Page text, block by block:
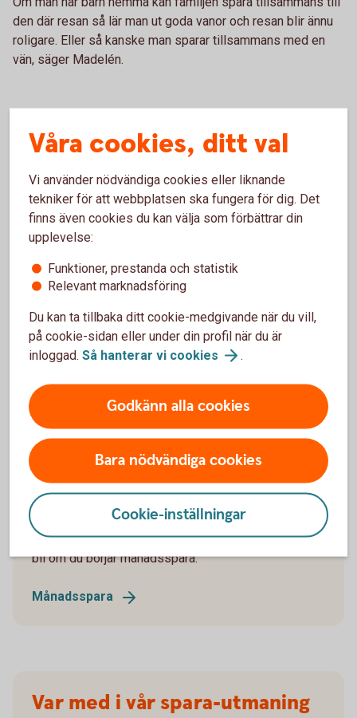
den där resan så lär man ut goda vanor och resan blir ännu
roligare. Eller så kanske man sparar tillsammans med en
vän, säger Madelén.
Ekonom för Finansiell hälsa
"En bra tumregel är att spara
ungefär10procentav din lön
efter skatt."
Månadsspara
Testa vår sparkalkylator och se hur mycket det kan
bli om du börjar månadsspara.
Månadsspara
Var med i vår spara-utmaning
Våra cookies, ditt val
Vi använder nödvändiga cookies eller liknande
tekniker för att webbplatsen ska fungera för dig. Det
finns även cookies du kan välja som förbättrar din
upplevelse:
Funktioner, prestanda och statistik
Relevant marknadsföring
Du kan ta tillbaka ditt cookie-medgivande när du vill,
på cookie-sidan eller under din profil när du är
inloggad. Så hanterar vi cookies .
Godkänn alla cookies
Bara nödvändiga cookies
Cookie-inställningar